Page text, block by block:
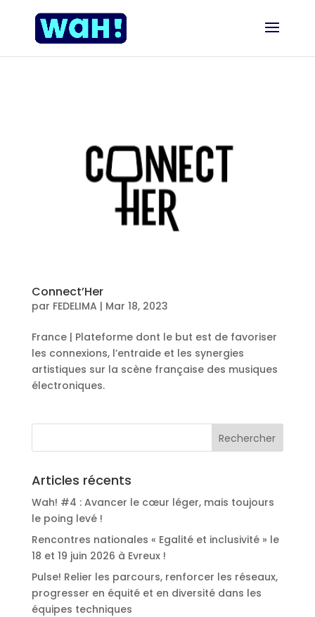
Connect’Her
par FEDELIMA | Mar 18, 2023
France | Plateforme dont le but est de favoriser
les connexions, l’entraide et les synergies
artistiques sur la scène française des musiques
électroniques.
Articles récents
Wah! #4 : Avancer le cœur léger, mais toujours
le poing levé !
Rencontres nationales « Egalité et inclusivité » le
18 et 19 juin 2026 à Evreux !
Pulse! Relier les parcours, renforcer les réseaux,
progresser en équité et en diversité dans les
équipes techniques